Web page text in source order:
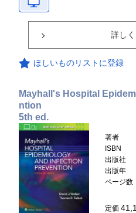
詳し
ほしいものリストに登録
Mayhall's Hospital
ntion
5th ed.
著者
ISBN
出版社
出版年
ページ数
定価